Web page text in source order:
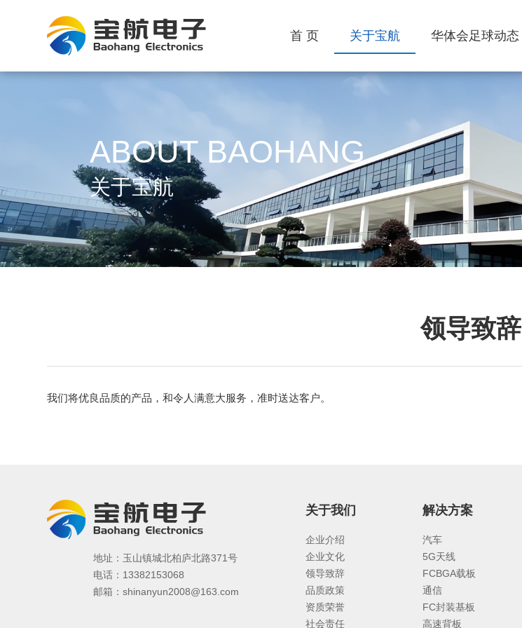
首 页 关于宝航 华体会足球动态
ABOUT BAOHANG
关于宝航
领导致辞
我们将优良品质的产品，和令人满意大服务，准时送达客户。
地址：玉山镇城北柏庐北路371号
电话：13382153068
邮箱：shinanyun2008@163.com
关于我们
企业介绍
企业文化
领导致辞
品质政策
资质荣誉
社会责任
解决方案
汽车
5G天线
FCBGA载板
通信
FC封装基板
高速背板